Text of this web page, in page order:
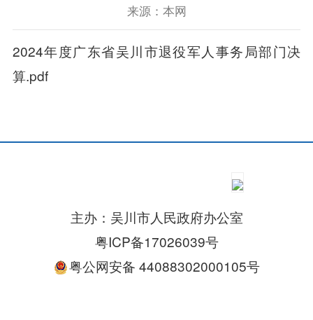
来源：本网
2024年度广东省吴川市退役军人事务局部门决
算.pdf
主办：吴川市人民政府办公室
粤ICP备17026039号
粤公网安备 44088302000105号